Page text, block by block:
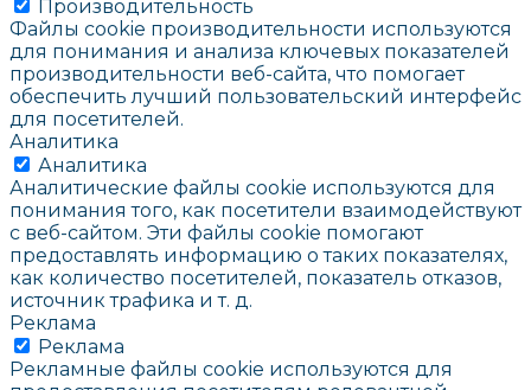
Производительность
Файлы cookie производительности используются
для понимания и анализа ключевых показателей
производительности веб-сайта, что помогает
обеспечить лучший пользовательский интерфейс
для посетителей.
Аналитика
Аналитика
Аналитические файлы cookie используются для
понимания того, как посетители взаимодействуют
с веб-сайтом. Эти файлы cookie помогают
предоставлять информацию о таких показателях,
как количество посетителей, показатель отказов,
источник трафика и т. д.
Реклама
Реклама
Рекламные файлы cookie используются для